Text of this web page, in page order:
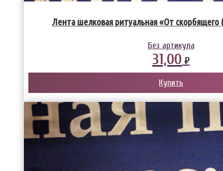
Лента шелковая ритуальная «От скорбящего
Без артикула
31,00 ₽
Купить